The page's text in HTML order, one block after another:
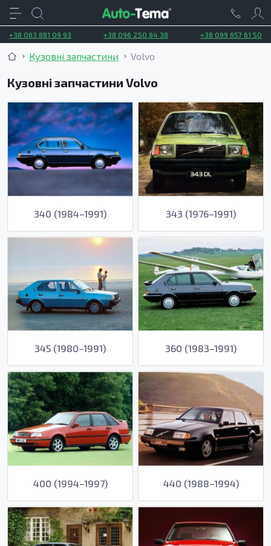
+38 063 881 09 93 +38 096 250 84 38 +38 099 657 61 50
Кузовні запчастини Volvo
Кузовні запчастини Volvo
340 (1984–1991) 343 (1976–1991)
345 (1980–1991) 360 (1983–1991)
400 (1994–1997) 440 (1988–1994)